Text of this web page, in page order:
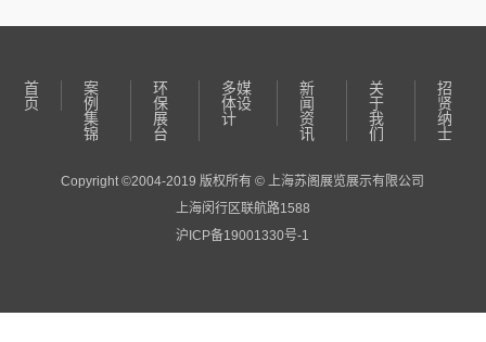
首
页
案
例
集
锦
环
保
展
台
多媒
体设
计
新
闻
资
讯
关
于
我
们
招
贤
纳
士
Copyright ©2004-2019 版权所有 © 上海苏阁展览展示有限公司
上海闵行区联航路1588
沪ICP备19001330号-1